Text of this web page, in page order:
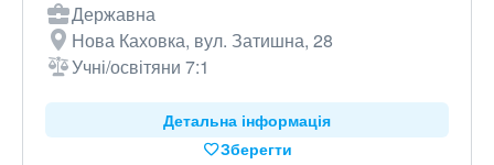
Державна
Нова Каховка, вул. Затишна, 28
Учні/освітяни 7:1
Детальна інформація
Зберегти